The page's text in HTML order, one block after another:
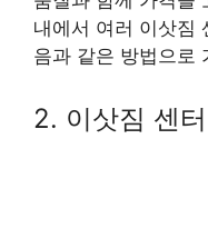
내에서 여러 이삿짐
음과 같은 방법으로
2. 이삿짐 센